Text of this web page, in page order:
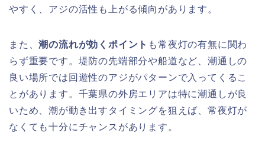
やすく、アジの活性も上がる傾向があります。
また、潮の流れが効くポイント も常夜灯の有無に関わ
らず重要です。堤防の先端部分や船道など、潮通しの
良い場所では回遊性のアジがパターンで入ってくるこ
とがあります。千葉県の外房エリアは特に潮通しが良
いため、潮が動き出すタイミングを狙えば、常夜灯が
なくても十分にチャンスがあります。